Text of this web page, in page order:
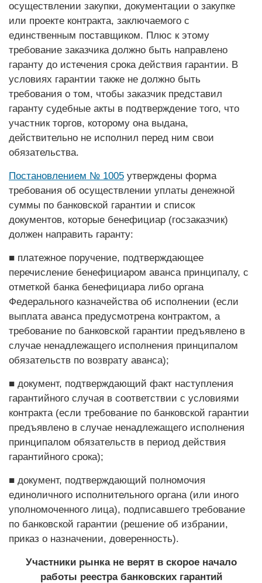
осуществлении закупки, документации о закупке
или проекте контракта, заключаемого с
единственным поставщиком. Плюс к этому
требование заказчика должно быть направлено
гаранту до истечения срока действия гарантии. В
условиях гарантии также не должно быть
требования о том, чтобы заказчик предста­вил
гаранту судебные акты в подтверждение того, что
участник торгов, которому она выдана,
действительно не исполнил перед ним свои
обязательства.
Постановлением № 1005 утверждены форма
требования об осуществлении уплаты денежной
суммы по банковской гарантии и список
документов, которые бенефициар (госзаказчик)
должен направить гаранту:
■ платежное поручение, подтверждающее
перечисление бенефициаром аванса принципалу, с
отметкой банка бенефициара либо органа
Федерального казначейства об исполнении (если
выплата аванса предусмотрена контрактом, а
требование по банковской гарантии предъявлено в
случае ненадлежащего исполнения принципалом
обязательств по возврату аванса);
■ документ, подтверждающий факт наступления
гарантийного случая в соответствии с условиями
контракта (если требование по банковской гарантии
предъявлено в случае ненадлежащего исполнения
принципалом обязательств в период действия
гарантийного срока);
■ документ, подтверждающий полномочия
единоличного исполнительного органа (или иного
уполномоченного лица), подписавшего требование
по банковской гарантии (решение об избрании,
приказ о назначении, доверенность).
Участники рынка не верят в скорое начало
работы реестра банковских гарантий